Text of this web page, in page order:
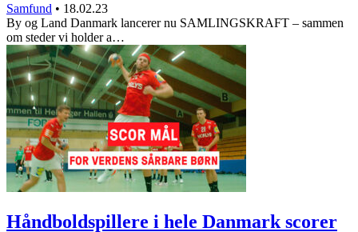
Samfund • 18.02.23
By og Land Danmark lancerer nu SAMLINGSKRAFT – sammen
om steder vi holder a…
Håndboldspillere i hele Danmark scorer